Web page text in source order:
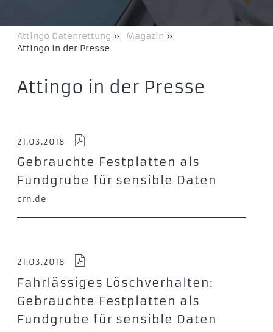
Attingo Datenrettung » Magazin »
Attingo in der Presse
Attingo in der Presse
21.03.2018
Gebrauchte Festplatten als
Fundgrube für sensible Daten
crn.de
21.03.2018
Fahrlässiges Löschverhalten:
Gebrauchte Festplatten als
Fundgrube für sensible Daten